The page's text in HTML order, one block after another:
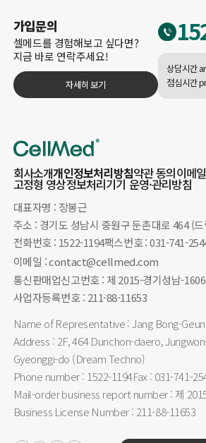
가입문의
셀메드를 경험해보고 싶다면?
지금 바로 연락주세요!
자세히 보기
상담시간
점심시간
회사소개개인정보처리방침약관 동의이메
고정형 영상정보처리기기 운영·관리방침
대표자명 : 장봉근
주소 : 경기도 성남시 중원구 둔촌대로 464 (
전화번호 : 1522-1194팩스번호 : 031-741-
이메일 : contact@cellmed.com
통신판매업신고번호 : 제 2015-경기성남-
사업자등록번호 : 211-88-11653
Name of Representative : Jang Bong-Geun
Address : 2F, 464 Dunchon-daero,
Gyeonggi-do (Dream Techno)
Phone number : 1522-1194Fax : 031-741-
Mail-order business report number : 제
Business License Number : 211-88-11653